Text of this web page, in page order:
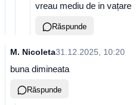
vreau mediu de in vațare
Răspunde
M. Nicoleta31.12.2025, 10:20
buna dimineata
Răspunde